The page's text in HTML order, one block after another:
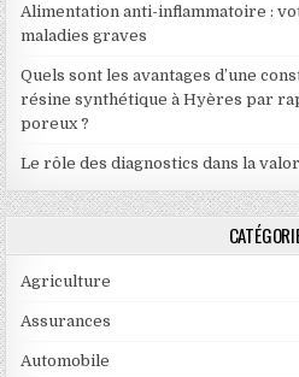
Alimentation anti-inflammatoire :
maladies graves
Quels sont les avantages d’une
résine synthétique à Hyères par
poreux ?
Le rôle des diagnostics dans la
Agriculture
Assurances
Automobile